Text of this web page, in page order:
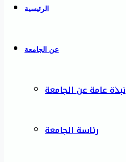
الرئيسية
عن الجامعة
نبذة عامة عن الجامعة
رئاسة الجامعة